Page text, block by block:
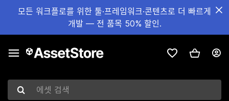
모든 워크플로를 위한 툴·프레임워크·콘텐츠로 더 빠르게
개발 — 전 품목 50% 할인.
에셋 검색